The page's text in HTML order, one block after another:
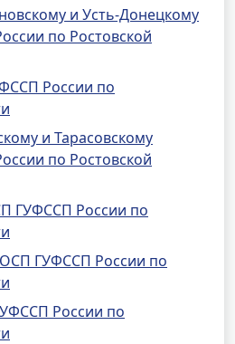
и Усть-Донецкому
по Ростовской
России по
и Тарасовскому
по Ростовской
ГУФССП России по
ГУФССП России по
России по